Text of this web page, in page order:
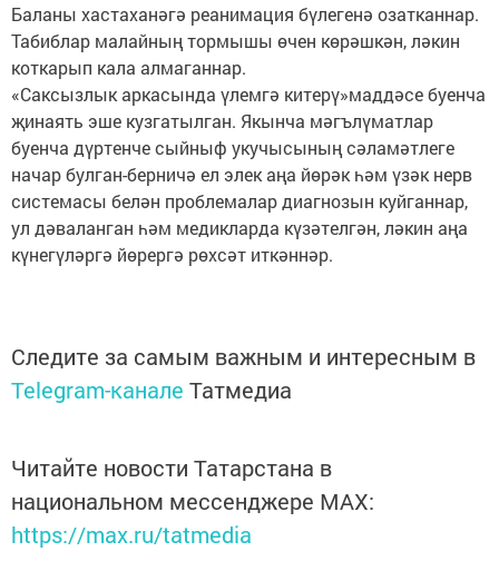
Баланы хастаханәгә реанимация бүлегенә озатканнар.
Табиблар малайның тормышы өчен көрәшкән, ләкин
коткарып кала алмаганнар.
«Саксызлык аркасында үлемгә китерү»маддәсе буенча
җинаять эше кузгатылган. Якынча мәгълүматлар
буенча дүртенче сыйныф укучысының сәламәтлеге
начар булган-берничә ел элек аңа йөрәк һәм үзәк нерв
системасы белән проблемалар диагнозын куйганнар,
ул дәваланган һәм медикларда күзәтелгән, ләкин аңа
күнегүләргә йөрергә рөхсәт иткәннәр.
Следите за самым важным и интересным в
Telegram-канале Татмедиа
Читайте новости Татарстана в
национальном мессенджере MАХ:
https://max.ru/tatmedia